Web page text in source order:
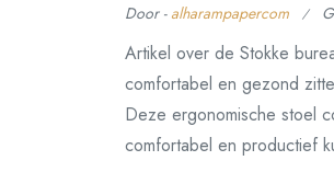
Door - alharampapercom
Artikel over de Stokke
comfortabel en gezond
Deze ergonomische stoel
comfortabel en productief